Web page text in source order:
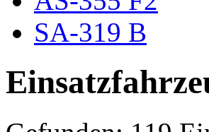
SA-319 B